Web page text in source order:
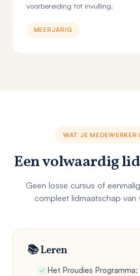
voorbereiding tot invulling.
MEERJARIG
WAT JE MEDEWERKER
Een volwaardig
Geen losse cursus of
compleet lidmaatschap van
📚 Leren
Het Proudies